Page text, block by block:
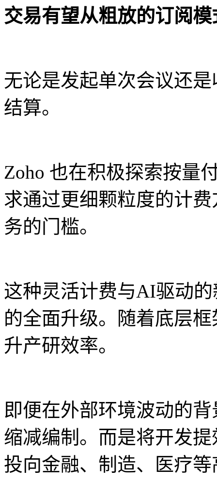
交易有望从粗放的订阅
无论是发起单次会议还
结算。
Zoho 也在积极探索按量
求通过更细颗粒度的计
务的门槛。
这种灵活计费与AI驱动
的全面升级。随着底层
升产研效率。
即便在外部环境波动的
缩减编制。而是将开发
投向金融、制造、医疗